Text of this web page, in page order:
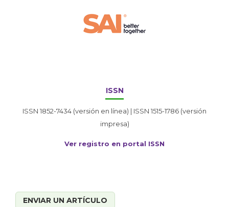
ISSN
ISSN 1852-7434 (versión en línea) | ISSN 1515-1786 (versión
impresa)
Ver registro en portal ISSN
ENVIAR UN ARTÍCULO